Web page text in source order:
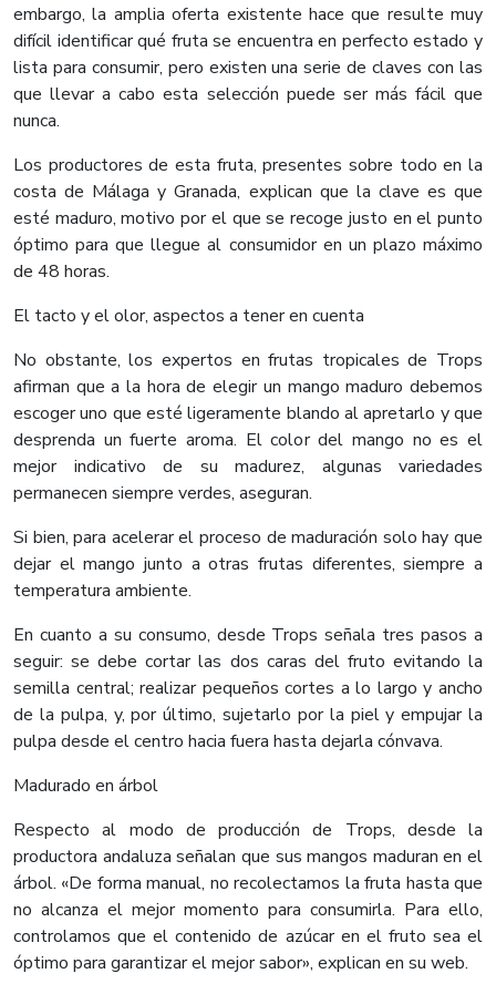
embargo, la amplia oferta existente hace que resulte muy
difícil identificar qué fruta se encuentra en perfecto estado y
lista para consumir, pero existen una serie de claves con las
que llevar a cabo esta selección puede ser más fácil que
nunca.
Los productores de esta fruta, presentes sobre todo en la
costa de Málaga y Granada, explican que la clave es que
esté maduro, motivo por el que se recoge justo en el punto
óptimo para que llegue al consumidor en un plazo máximo
de 48 horas.
El tacto y el olor, aspectos a tener en cuenta
No obstante, los expertos en frutas tropicales de Trops
afirman que a la hora de elegir un mango maduro debemos
escoger uno que esté ligeramente blando al apretarlo y que
desprenda un fuerte aroma. El color del mango no es el
mejor indicativo de su madurez, algunas variedades
permanecen siempre verdes, aseguran.
Si bien, para acelerar el proceso de maduración solo hay que
dejar el mango junto a otras frutas diferentes, siempre a
temperatura ambiente.
En cuanto a su consumo, desde Trops señala tres pasos a
seguir: se debe cortar las dos caras del fruto evitando la
semilla central; realizar pequeños cortes a lo largo y ancho
de la pulpa, y, por último, sujetarlo por la piel y empujar la
pulpa desde el centro hacia fuera hasta dejarla cónvava.
Madurado en árbol
Respecto al modo de producción de Trops, desde la
productora andaluza señalan que sus mangos maduran en el
árbol. «De forma manual, no recolectamos la fruta hasta que
no alcanza el mejor momento para consumirla. Para ello,
controlamos que el contenido de azúcar en el fruto sea el
óptimo para garantizar el mejor sabor», explican en su web.